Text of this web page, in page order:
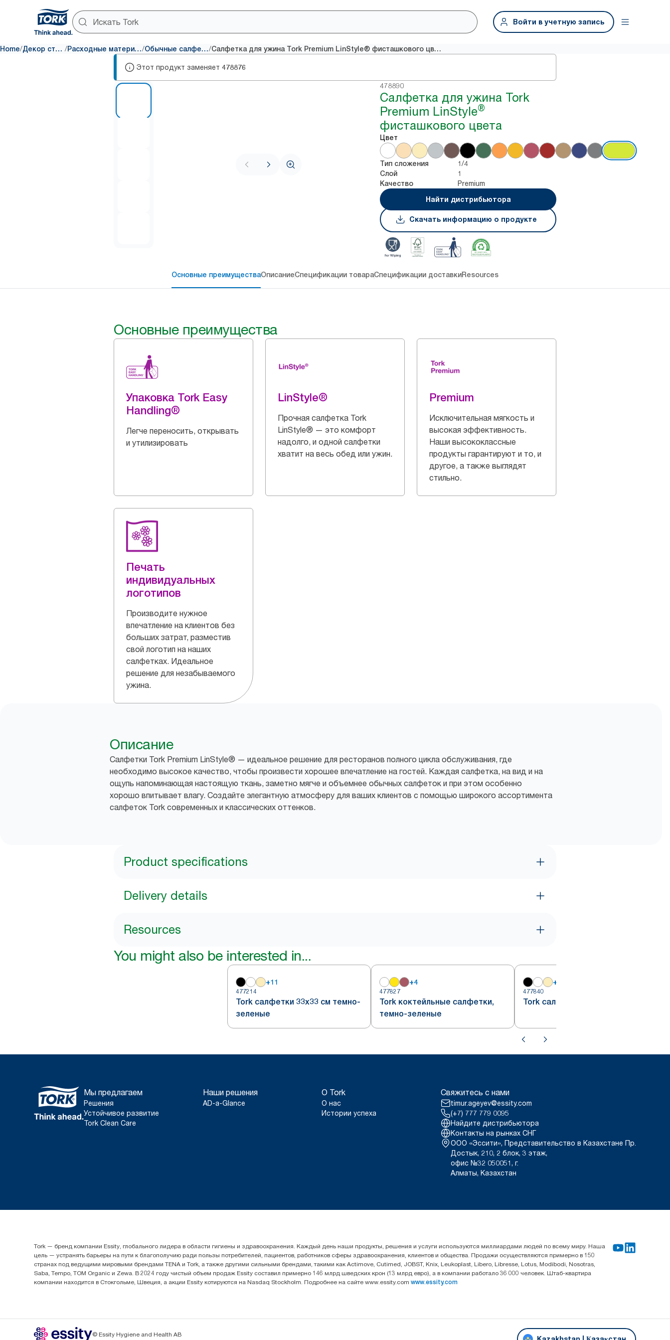
Войти в учетную запись
Home/ Декор стола / Расходные материалы/ Обычные салфетки/ Салфетка для ужина Tork Premium LinStyle® фисташкового цвета
Этот продукт заменяет 478876
478890
Салфетка для ужина Tork
Premium LinStyle®
фисташкового цвета
Цвет
Тип сложения 1/4
Слой 1
Качество
Premium
Найти дистрибьютора
Скачать информацию о продукте
Основные преимуществаОписаниеСпецификации товараСпецификации доставкиResources
Основные преимущества
Упаковка Tork Easy
Handling®
Легче переносить, открывать
и утилизировать
LinStyle®
Прочная салфетка Tork
LinStyle® — это комфорт
надолго, и одной салфетки
хватит на весь обед или ужин.
Premium
Исключительная мягкость и
высокая эффективность.
Наши высококлассные
продукты гарантируют и то, и
другое, а также выглядят
стильно.
Печать
индивидуальных
логотипов
Производите нужное
впечатление на клиентов без
больших затрат, разместив
свой логотип на наших
салфетках. Идеальное
решение для незабываемого
ужина.
Описание
Салфетки Tork Premium LinStyle® — идеальное решение для ресторанов полного цикла обслуживания, где
необходимо высокое качество, чтобы произвести хорошее впечатление на гостей. Каждая салфетка, на вид и на
ощупь напоминающая настоящую ткань, заметно мягче и объемнее обычных салфеток и при этом особенно
хорошо впитывает влагу. Создайте элегантную атмосферу для ваших клиентов с помощью широкого ассортимента
салфеток Tork современных и классических оттенков.
Product specifications
Delivery details
Resources
You might also be interested in...
+11
477214
Tork салфетки 33х33 см темно-
зеленые
+4
477827
Tork коктейльные салфетки,
темно-зеленые
+
477840
Tork салфетки 33 х 33 см лайм
Мы предлагаем
Решения
Устойчивое развитие
Tork Clean Care
Наши решения
AD-a-Glance
О Tork
О нас
Истории успеха
Свяжитесь с нами
timur.ageyev@essity.com
(+7) 777 779 0095
Найдите дистрибьютора
Контакты на рынках СНГ
ООО «Эссити», Представительство в Казахстане Пр.
Достык, 210, 2 блок, 3 этаж,
офис №32 050051, г.
Алматы, Казахстан
Tork — бренд компании Essity, глобального лидера в области гигиены и здравоохранения. Каждый день наши продукты, решения и услуги используются миллиардами людей по всему миру. Наша
цель — устранять барьеры на пути к благополучию ради пользы потребителей, пациентов, работников сферы здравоохранения, клиентов и общества. Продажи осуществляются примерно в 150
странах под ведущими мировыми брендами TENA и Tork, а также другими сильными брендами, такими как Actimove, Cutimed, JOBST, Knix, Leukoplast, Libero, Libresse, Lotus, Modibodi, Nosotras,
Saba, Tempo, TOM Organic и Zewa. В 2024 году чистый объем продаж Essity составил примерно 146 млрд шведских крон (13 млрд евро), а в компании работало 36 000 человек. Штаб-квартира
компании находится в Стокгольме, Швеция, а акции Essity котируются на Nasdaq Stockholm. Подробнее на сайте www.essity.com www.essity.com
© Essity Hygiene and Health AB